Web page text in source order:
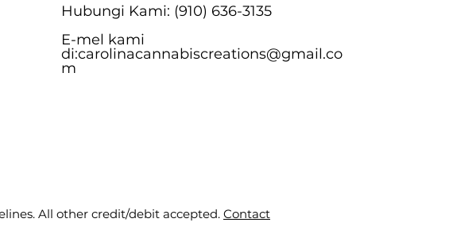
All other credit/debit accepted. Contact
Hubungi Kami: (910) 636-3135
E-mel kami
di:carolinacannabiscreations@gmail.co
m